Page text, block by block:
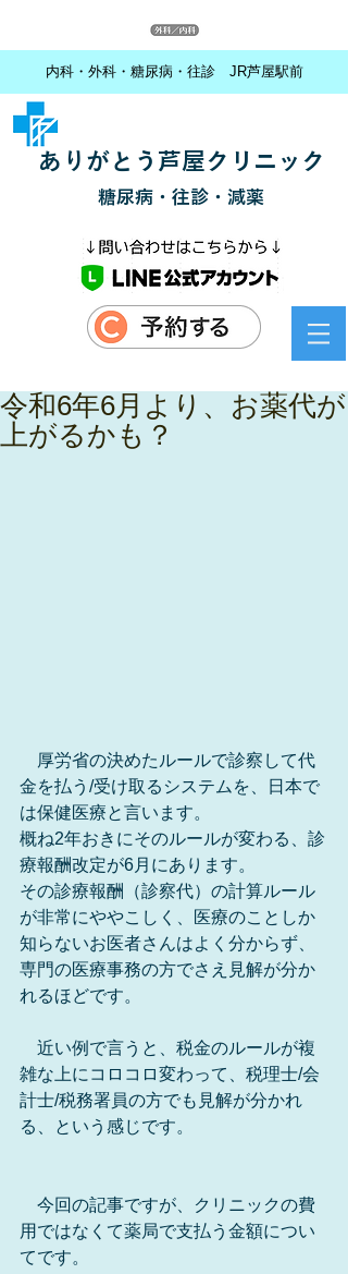
内科・外科・糖尿病・往診 JR芦屋駅前
ありがとう芦屋クリニック
糖尿病・往診・減薬
令和6年6月より、お薬代が
上がるかも？
厚労省の決めたルールで診察して代
金を払う/受け取るシステムを、日本で
は保健医療と言います。
概ね2年おきにそのルールが変わる、診
療報酬改定が6月にあります。
その診療報酬（診察代）の計算ルール
が非常にややこしく、医療のことしか
知らないお医者さんはよく分からず、
専門の医療事務の方でさえ見解が分か
れるほどです。
近い例で言うと、税金のルールが複
雑な上にコロコロ変わって、税理士/会
計士/税務署員の方でも見解が分かれ
る、という感じです。
今回の記事ですが、クリニックの費
用ではなくて薬局で支払う金額につい
てです。